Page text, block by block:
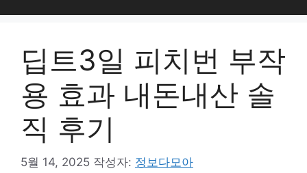
딥트3일 피치번 부작
용 효과 내돈내산 솔
직 후기
5월 14, 2025 작성자: 정보다모아